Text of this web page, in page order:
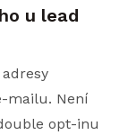
u lead
mailu. Není
opt-inu